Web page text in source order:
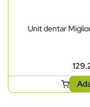
Unit dentar